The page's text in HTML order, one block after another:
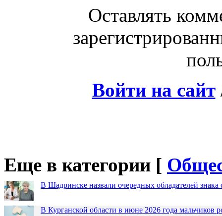
Оставлять
Войти на сайт
Еще в категории [
В Шадринске назвали очередных обладателей знака
В Курганской области в июне 2026 года мальчиков